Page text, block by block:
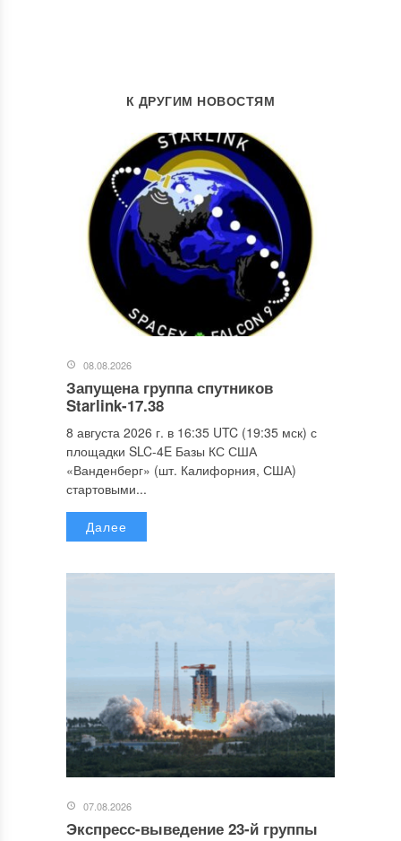
К ДРУГИМ НОВОСТЯМ
08.08.2026
Запущена группа спутников
Starlink-17.38
8 августа 2026 г. в 16:35 UTC (19:35 мск) с
площадки SLC-4E Базы КС США
«Ванденберг» (шт. Калифорния, США)
стартовыми...
Далее
07.08.2026
Экспресс-выведение 23-й группы